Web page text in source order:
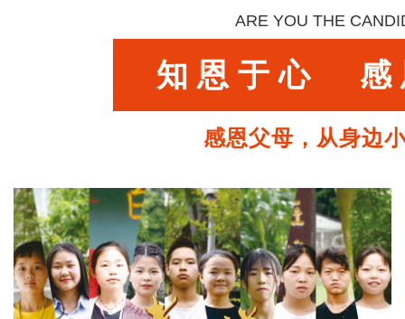
ARE YOU THE
知恩于心 感
感恩父母，从身边